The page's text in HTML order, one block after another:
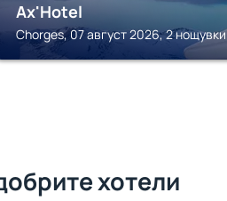
Ax'Hotel
Chorges, 07 август 2026, 2 нощувки
хотели